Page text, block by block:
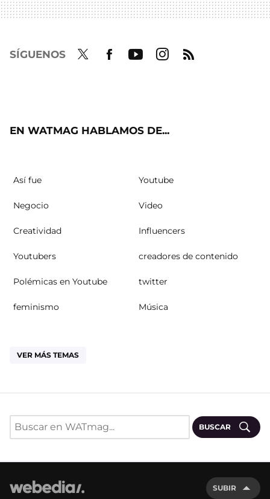
SÍGUENOS
EN WATMAG HABLAMOS DE...
Así fue Youtube
Negocio Video
Creatividad Influencers
Youtubers creadores de contenido
Polémicas en Youtube twitter
feminismo Música
VER MÁS TEMAS
BUSCAR
SUBIR